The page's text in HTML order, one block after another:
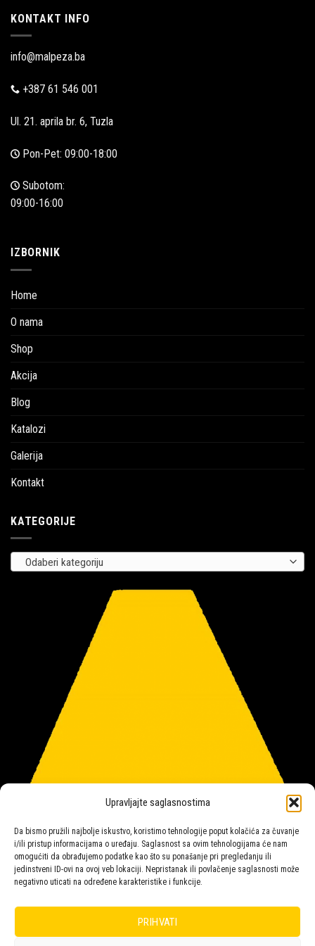
Upravljajte saglasnostima
Da bismo pružili najbolje iskustvo, koristimo tehnologije poput kolačića za čuvanje
i/ili pristup informacijama o uređaju. Saglasnost sa ovim tehnologijama će nam
omogućiti da obrađujemo podatke kao što su ponašanje pri pregledanju ili
jedinstveni ID-ovi na ovoj veb lokaciji. Nepristanak ili povlačenje saglasnosti može
negativno uticati na određene karakteristike i funkcije.
PRIHVATI
KONTAKT INFO
info@malpeza.ba
+387 61 546 001
Ul. 21. aprila br. 6, Tuzla
Pon-Pet: 09:00-18:00
Subotom:
09:00-16:00
IZBORNIK
Home
O nama
Shop
Akcija
Blog
Katalozi
Galerija
Kontakt
KATEGORIJE
Odaberi kategoriju